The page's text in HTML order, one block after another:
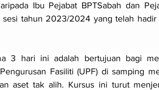
Ibu Pejabat BPTSabah dan
sesi tahun 2023/2024 yang telah hadir
3 hari ini adalah bertujuan bagi
Fasiliti (UPF) di samping
aset tak alih. Kursus ini turut